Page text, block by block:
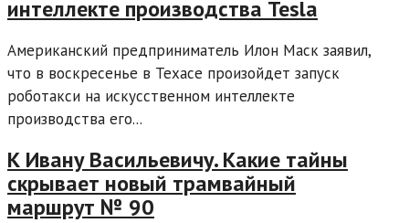
интеллекте производства Tesla
Американский предприниматель Илон Маск заявил,
что в воскресенье в Техасе произойдет запуск
роботакси на искусственном интеллекте
производства его...
К Ивану Васильевичу. Какие тайны
скрывает новый трамвайный
маршрут № 90